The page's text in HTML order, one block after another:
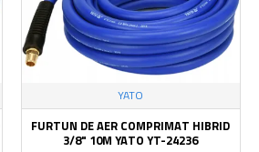
YATO
FURTUN DE AER COMPRIMAT HIBRID
3/8" 10M YATO YT-24236